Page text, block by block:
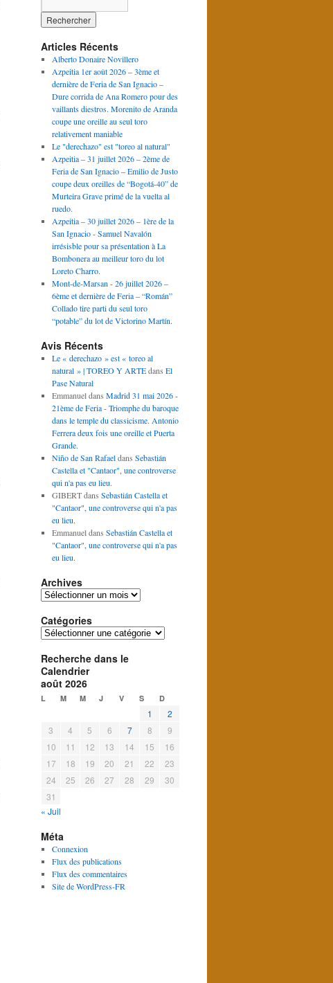
Articles Récents
Alberto Donaire Novillero
Azpeitia 1er août 2026 – 3ème et
dernière de Feria de San Ignacio –
Dure corrida de Ana Romero pour des
vaillants diestros. Morenito de Aranda
coupe une oreille au seul toro
relativement maniable
Le "derechazo" est "toreo al natural"
Azpeitia – 31 juillet 2026 – 2ème de
Feria de San Ignacio – Emilio de Justo
coupe deux oreilles de “Bogotá-40” de
Murteira Grave primé de la vuelta al
ruedo.
Azpeitia – 30 juillet 2026 – 1ère de la
San Ignacio - Samuel Navalón
irrésisble pour sa présentation à La
Bombonera au meilleur toro du lot
Loreto Charro.
Mont-de-Marsan - 26 juillet 2026 –
6ème et dernière de Feria – “Román”
Collado tire parti du seul toro
“potable” du lot de Victorino Martín.
Avis Récents
Le « derechazo » est « toreo al
natural » | TOREO Y ARTEdans El
Pase Natural
Emmanueldans Madrid 31 mai 2026 -
21ème de Feria - Triomphe du baroque
dans le temple du classicisme. Antonio
Ferrera deux fois une oreille et Puerta
Grande.
Niño de San Rafaeldans Sebastián
Castella et "Cantaor", une controverse
qui n'a pas eu lieu.
GIBERTdans Sebastián Castella et
"Cantaor", une controverse qui n'a pas
eu lieu.
Emmanueldans Sebastián Castella et
"Cantaor", une controverse qui n'a pas
eu lieu.
Archives
Archives
Catégories
Catégories
Recherche dans le
Calendrier
août 2026
L M M J V S D
1
2
3
4 5 6 7 8
9
10
11 12 13 14 15
16
17
18 19 20 21 22
23
24
25 26 27 28 29
30
31
« Juil
Méta
Connexion
Flux des publications
Flux des commentaires
Site de WordPress-FR